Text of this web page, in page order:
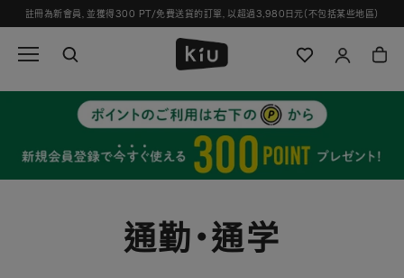
過
註冊為新會員，並獲得300 PT/免費送貨的訂單，以超過3,980日元（不包括某些地區）
通勤・通学